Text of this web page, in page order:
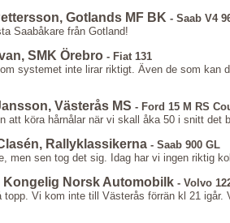
Gotlands MF BK - Saab V4
Saabåkare från Gotland!
SMK Örebro - Fiat 131
systemet inte lirar riktigt. Även de som kan
Västerås MS - Ford 15 M RS
att köra hårnålar när vi skall åka 50 i snitt det
Rallyklassikerna - Saab 900 GL
men sen tog det sig. Idag har vi ingen riktig
Kongelig Norsk Automobilk - Volvo
Vi kom inte till Västerås förrän kl 21 igår.